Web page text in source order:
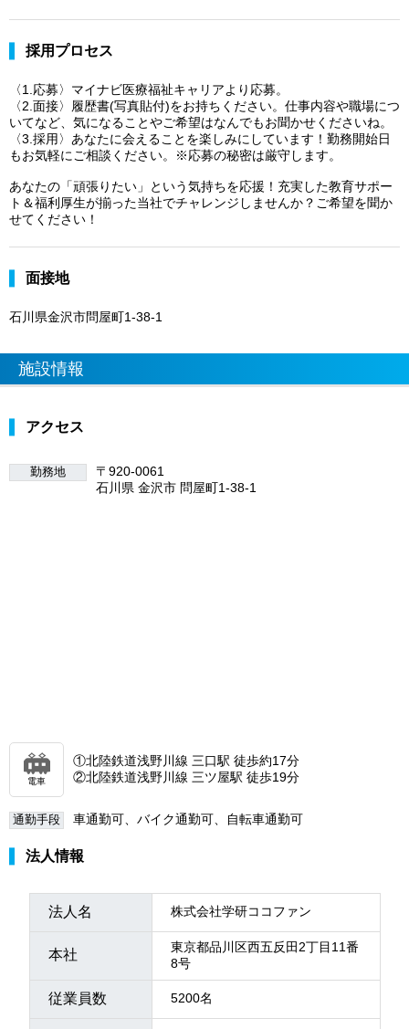
採用プロセス
〈1.応募〉マイナビ医療福祉キャリアより応募。
〈2.面接〉履歴書(写真貼付)をお持ちください。仕事内容や職場につ
いてなど、気になることやご希望はなんでもお聞かせくださいね。
〈3.採用〉あなたに会えることを楽しみにしています！勤務開始日
もお気軽にご相談ください。※応募の秘密は厳守します。
あなたの「頑張りたい」という気持ちを応援！充実した教育サポー
ト＆福利厚生が揃った当社でチャレンジしませんか？ご希望を聞か
せてください！
面接地
石川県金沢市問屋町1-38-1
施設情報
アクセス
勤務地
〒920-0061
石川県 金沢市 問屋町1-38-1
電車
①北陸鉄道浅野川線 三口駅 徒歩約17分
②北陸鉄道浅野川線 三ツ屋駅 徒歩19分
通勤手段 車通勤可、バイク通勤可、自転車通勤可
法人情報
法人名 株式会社学研ココファン
本社
東京都品川区西五反田2丁目11番
8号
従業員数 5200名